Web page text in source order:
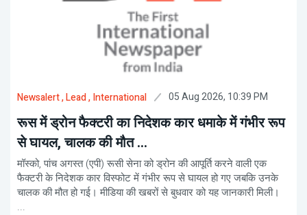
Newsalert, Lead, International 05 Aug 2026, 10:39 PM
रूस में ड्रोन फैक्टरी का निदेशक कार धमाके में गंभीर रूप
से घायल, चालक की मौत ...
मॉस्को, पांच अगस्त (एपी) रूसी सेना को ड्रोन की आपूर्ति करने वाली एक
फैक्टरी के निदेशक कार विस्फोट में गंभीर रूप से घायल हो गए जबकि उनके
चालक की मौत हो गई। मीडिया की खबरों से बुधवार को यह जानकारी मिली।
...